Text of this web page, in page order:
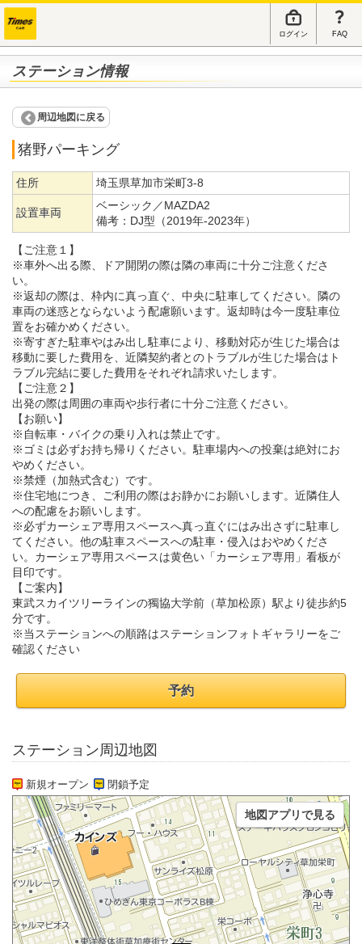
ログイン FAQ
ステーション情報
周辺地図に戻る
猪野パーキング
住所 埼玉県草加市栄町3-8
設置車両
ベーシック／MAZDA2
備考： DJ型（2019年-2023年）
【ご注意１】
※車外へ出る際、ドア開閉の際は隣の車両に十分ご注意くださ
い。
※返却の際は、枠内に真っ直ぐ、中央に駐車してください。隣の
車両の迷惑とならないよう配慮願います。返却時は今一度駐車位
置をお確かめください。
※寄すぎた駐車やはみ出し駐車により、移動対応が生じた場合は
移動に要した費用を、近隣契約者とのトラブルが生じた場合はト
ラブル完結に要した費用をそれぞれ請求いたします。
【ご注意２】
出発の際は周囲の車両や歩行者に十分ご注意ください。
【お願い】
※自転車・バイクの乗り入れは禁止です。
※ゴミは必ずお持ち帰りください。駐車場内への投棄は絶対にお
やめください。
※禁煙（加熱式含む）です。
※住宅地につき、ご利用の際はお静かにお願いします。近隣住人
への配慮をお願いします。
※必ずカーシェア専用スペースへ真っ直ぐにはみ出さずに駐車し
てください。他の駐車スペースへの駐車・侵入はおやめくださ
い。カーシェア専用スペースは黄色い「カーシェア専用」看板が
目印です。
【ご案内】
東武スカイツリーラインの獨協大学前（草加松原）駅より徒歩約5
分です。
※当ステーションへの順路はステーションフォトギャラリーをご
確認ください
予約
ステーション周辺地図
新規オープン 閉鎖予定
地図アプリで見る